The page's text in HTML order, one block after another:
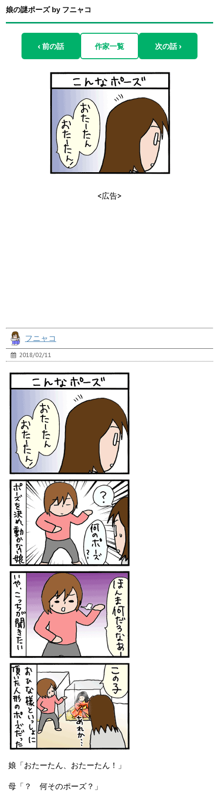
娘の謎ポーズ by フニャコ
‹ 前の話 作家一覧 次の話 ›
<広告>
フニャコ
2018/02/11
娘「おたーたん、おたーたん！」
母「？ 何そのポーズ？」